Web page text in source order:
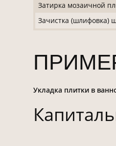
Затирка мозаичной
Зачистка (шлифовка)
Укладка плитки в